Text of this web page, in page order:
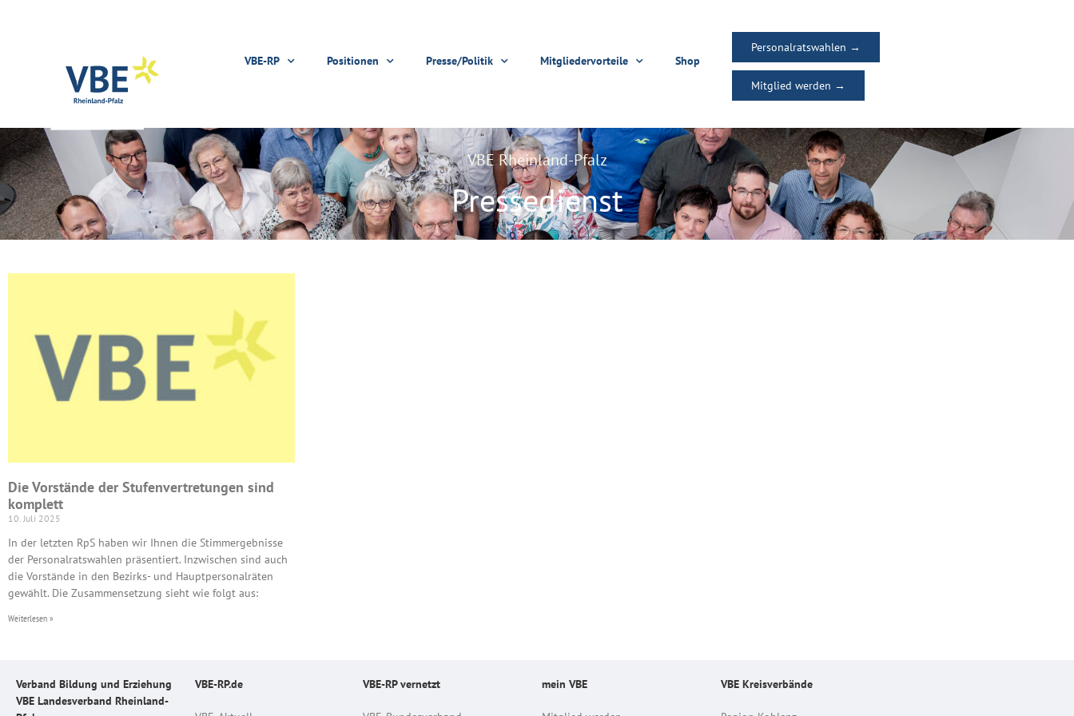
VBE-RP Positionen Presse/Politik Mitgliedervorteile Shop
Personalratswahlen →
Mitglied werden →
VBE Rheinland-Pfalz
Pressedienst
Die Vorstände der Stufenvertretungen sind
komplett
10. Juli 2025
In der letzten RpS haben wir Ihnen die Stimmergebnisse
der Personalratswahlen präsentiert. Inzwischen sind auch
die Vorstände in den Bezirks- und Hauptpersonalräten
gewählt. Die Zusammensetzung sieht wie folgt aus:
Weiterlesen »
Verband Bildung und Erziehung
VBE Landesverband Rheinland-
VBE-RP.de VBE-RP vernetzt mein VBE VBE Kreisverbände